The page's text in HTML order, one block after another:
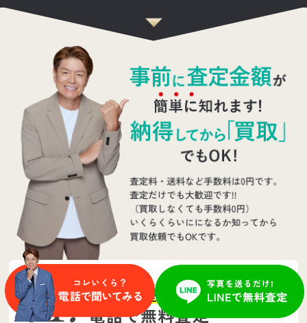
電話で無料査定
最短5分で査定額がわかる！